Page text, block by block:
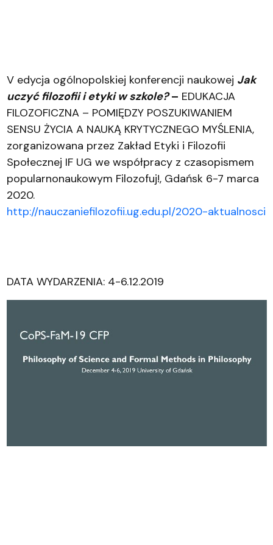
V edycja ogólnopolskiej konferencji naukowej Jak
uczyć filozofii i etyki w szkole?– EDUKACJA
FILOZOFICZNA – POMIĘDZY POSZUKIWANIEM
SENSU ŻYCIA A NAUKĄ KRYTYCZNEGO MYŚLENIA,
zorganizowana przez Zakład Etyki i Filozofii
Społecznej IF UG we współpracy z czasopismem
popularnonaukowym Filozofuj!, Gdańsk 6-7 marca
2020.
http://nauczaniefilozofii.ug.edu.pl/2020-aktualnosci
DATA WYDARZENIA: 4-6.12.2019